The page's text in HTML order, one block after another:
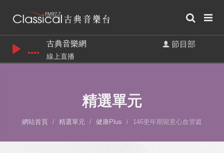
古典音樂網 節目部
線上直播